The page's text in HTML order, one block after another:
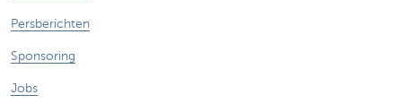
Persberichten
Sponsoring
Jobs